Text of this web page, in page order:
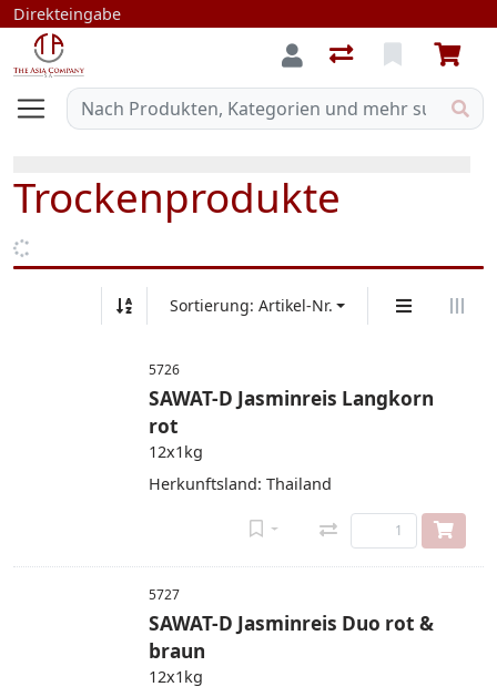
Direkteingabe
Trockenprodukte
Sortierung: Artikel-Nr.
5726
SAWAT-D Jasminreis Langkorn
rot
12x1kg
Herkunftsland: Thailand
5727
SAWAT-D Jasminreis Duo rot &
braun
12x1kg